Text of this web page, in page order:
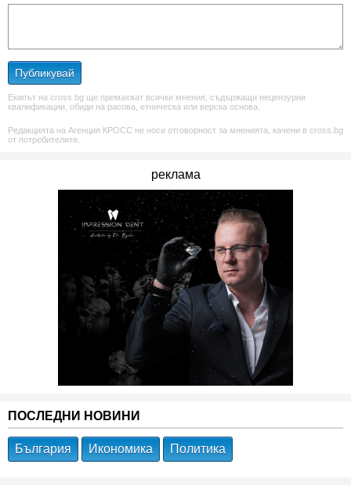
Публикувай
Екипът на cross.bg ще премахват всички мнения, съдържащи нецензурни
квалификации, обиди на расова, етническа или верска основа.
Редакцията на Агенция КРОСС не носи отговорност за мненията, качени в cross.bg
от потребителите.
реклама
ПОСЛЕДНИ НОВИНИ
България Икономика Политика